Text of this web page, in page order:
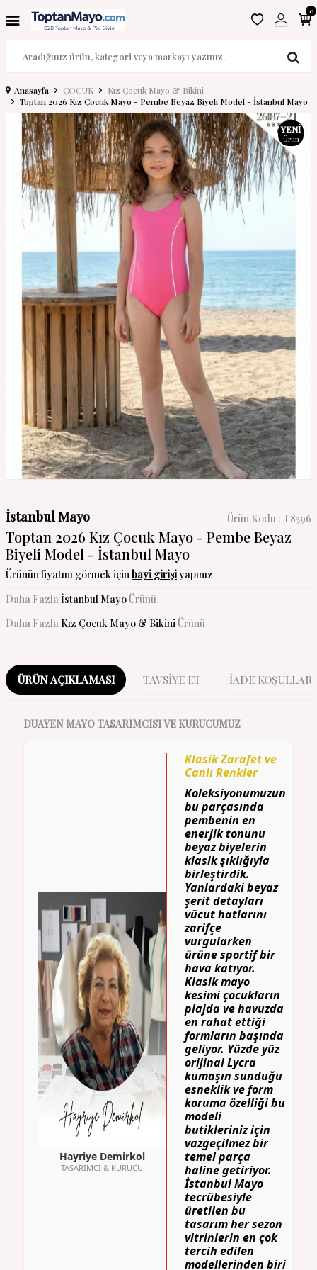
0
Anasayfa ÇOCUK
Kız Çocuk Mayo & Bikini
Toptan 2026 Kız Çocuk Mayo - Pembe Beyaz Biyeli Model - İstanbul Mayo
YENI
Ürün
İstanbul Mayo Ürün Kodu : T8596
Toptan 2026 Kız Çocuk Mayo - Pembe Beyaz
Biyeli Model - İstanbul Mayo
Ürünün fiyatını görmek içinbayi girişiyapınız
Daha Fazlaİstanbul MayoÜrünü
Daha Fazla Kız Çocuk Mayo & BikiniÜrünü
ÜRÜN AÇIKLAMASI TAVSIYE ET İADE KOŞULLARI
DUAYEN MAYO TASARIMCISI VE KURUCUMUZ
Hayriye Demirkol
TASARIMCI & KURUCU
Klasik Zarafet ve
Canlı Renkler
Koleksiyonumuzun
bu parçasında
pembenin en
enerjik tonunu
beyaz biyelerin
klasik şıklığıyla
birleştirdik.
Yanlardaki beyaz
şerit detayları
vücut hatlarını
zarifçe
vurgularken
ürüne sportif bir
hava katıyor.
Klasik mayo
kesimi çocukların
plajda ve havuzda
en rahat ettiği
formların başında
geliyor. Yüzde yüz
orijinal Lycra
kumaşın sunduğu
esneklik ve form
koruma özelliği bu
modeli
butikleriniz için
vazgeçilmez bir
temel parça
haline getiriyor.
İstanbul Mayo
tecrübesiyle
üretilen bu
tasarım her sezon
vitrinlerin en çok
tercih edilen
modellerinden biri